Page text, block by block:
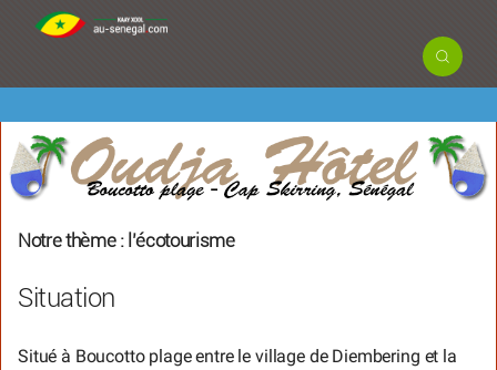
Notre thème : l’écotourisme
Situation
Situé à Boucotto plage entre le village de Diembering et la